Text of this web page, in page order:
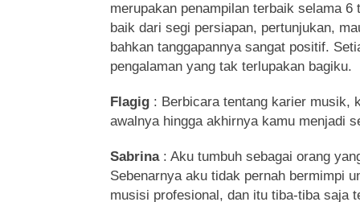
merupakan penampilan terbaik selama
baik dari segi persiapan, pertunjukan,
bahkan tanggapannya sangat positif.
pengalaman yang tak terlupakan bagiku.
Flagig : Berbicara tentang karier musik,
awalnya hingga akhirnya kamu menjadi
Sabrina : Aku tumbuh sebagai orang
Sebenarnya aku tidak pernah bermimpi
musisi profesional, dan itu tiba-tiba saja